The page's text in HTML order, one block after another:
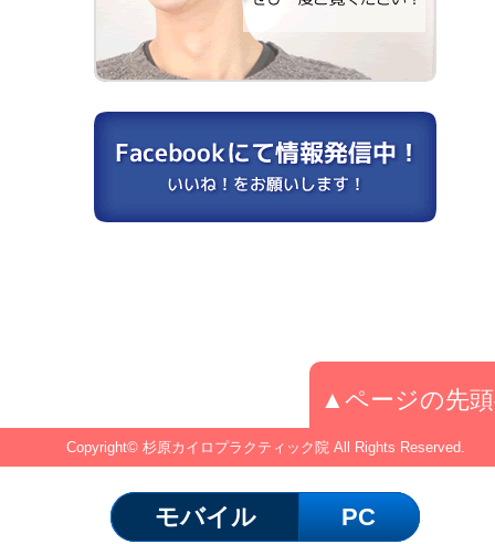
▲ページの先
Copyright© 杉原カイロプラクティック院 All Rights Reserved.
モバイル PC